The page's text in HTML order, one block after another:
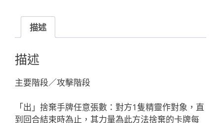
ウ
－
コ
ム
ラ
サ
キ
「輔
助
描述
描述
主要階段／攻擊階段
「出」捨棄手牌任意張數：對方1隻精靈作對象，直
到回合結束時為止，其力量為此方法捨棄的卡牌每